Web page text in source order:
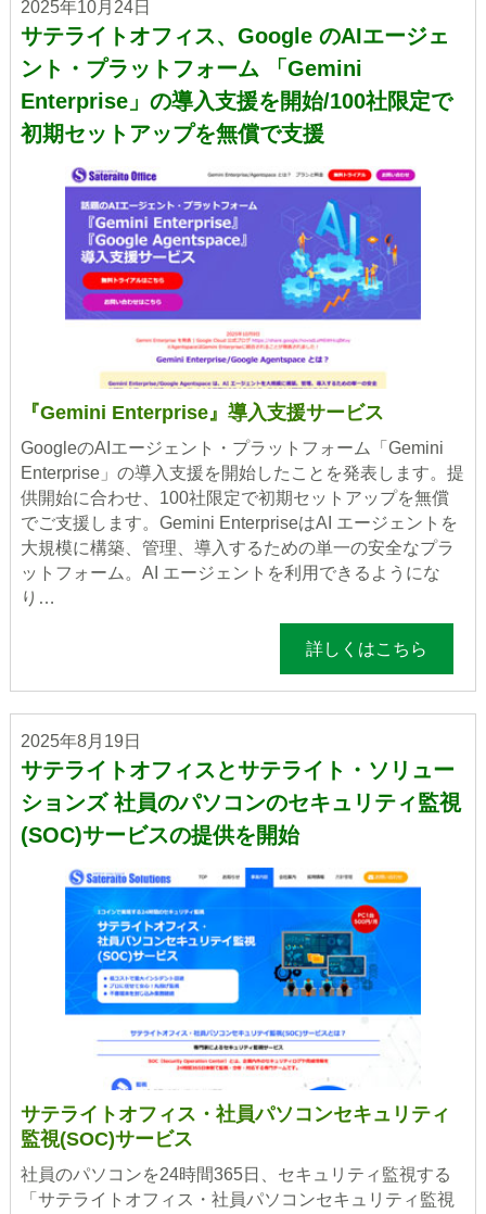
2025年10月24日
サテライトオフィス、Google のAIエージェ
ント・プラットフォーム 「Gemini
Enterprise」の導入支援を開始/100社限定で
初期セットアップを無償で支援
『Gemini Enterprise』導入支援サービス
GoogleのAIエージェント・プラットフォーム「Gemini
Enterprise」の導入支援を開始したことを発表します。提
供開始に合わせ、100社限定で初期セットアップを無償
でご支援します。Gemini EnterpriseはAI エージェントを
大規模に構築、管理、導入するための単一の安全なプラ
ットフォーム。AI エージェントを利用できるようにな
り…
詳しくはこちら
2025年8月19日
サテライトオフィスとサテライト・ソリュー
ションズ 社員のパソコンのセキュリティ監視
(SOC)サービスの提供を開始
サテライトオフィス・社員パソコンセキュリティ
監視(SOC)サービス
社員のパソコンを24時間365日、セキュリティ監視する
「サテライトオフィス・社員パソコンセキュリティ監視